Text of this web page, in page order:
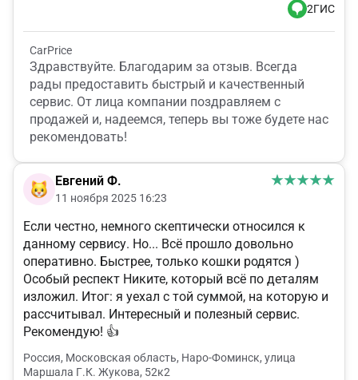
2ГИС
CarPrice
Здравствуйте. Благодарим за отзыв. Всегда
рады предоставить быстрый и качественный
сервис. От лица компании поздравляем с
продажей и, надеемся, теперь вы тоже будете нас
рекомендовать!
Евгений Ф.
11 ноября 2025 16:23
Если честно, немного скептически относился к
данному сервису. Но... Всё прошло довольно
оперативно. Быстрее, только кошки родятся )
Особый респект Никите, который всё по деталям
изложил. Итог: я уехал с той суммой, на которую и
рассчитывал. Интересный и полезный сервис.
Рекомендую! 👍
Россия, Московская область, Наро-Фоминск, улица
Маршала Г.К. Жукова, 52к2